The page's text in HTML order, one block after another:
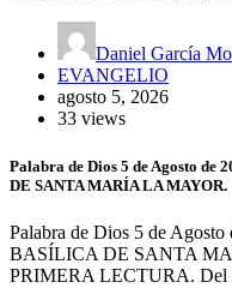
Daniel García
EVANGELIO
agosto 5, 2026
33 views
Palabra de Dios 5 de Agosto de
DE SANTA MARÍA LA MAYOR.
Palabra de Dios 5 de
BASÍLICA DE SANTA
PRIMERA LECTURA. Del